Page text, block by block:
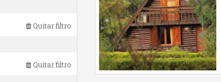
Quitar filtro
Quitar filtro